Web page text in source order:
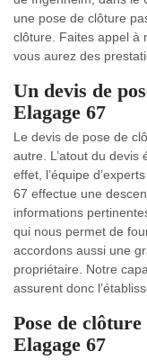
une pose de clôture
clôture. Faites appel à
vous aurez des
Un devis de
Elagage 67
Le devis de pose de
autre. L’atout du devis
effet, l’équipe
67 effectue une
informations
qui nous permet de
accordons aussi une
propriétaire. Notre
assurent donc
Pose de
Elagage 67